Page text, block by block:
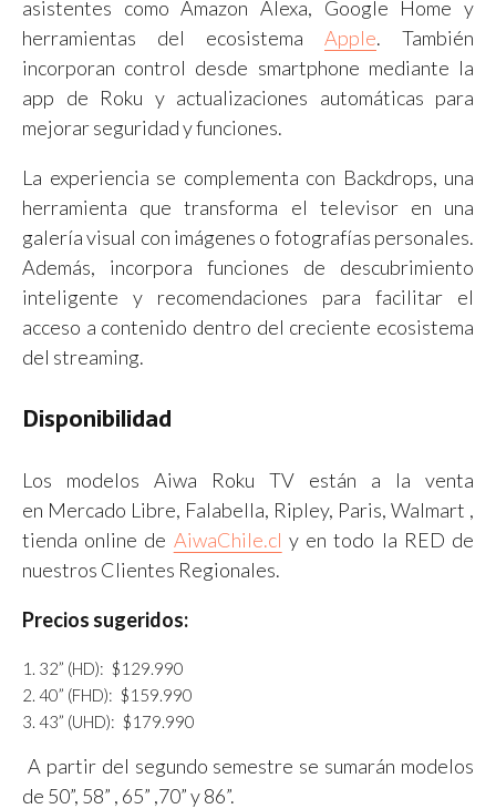
asistentes como Amazon Alexa, Google Home y
herramientas del ecosistema Apple. También
incorporan control desde smartphone mediante la
app de Roku y actualizaciones automáticas para
mejorar seguridad y funciones.
La experiencia se complementa con Backdrops, una
herramienta que transforma el televisor en una
galería visual con imágenes o fotografías personales.
Además, incorpora funciones de descubrimiento
inteligente y recomendaciones para facilitar el
acceso a contenido dentro del creciente ecosistema
del streaming.
Disponibilidad
Los modelos Aiwa Roku TV están a la venta
en Mercado Libre, Falabella, Ripley, Paris, Walmart ,
tienda online de AiwaChile.cl y en todo la RED de
nuestros Clientes Regionales.
Precios sugeridos:
32” (HD): $129.990
40” (FHD): $159.990
43” (UHD): $179.990
A partir del segundo semestre se sumarán modelos
de 50”, 58” , 65” ,70” y 86”.